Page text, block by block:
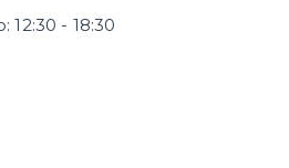
12:30 - 18:30